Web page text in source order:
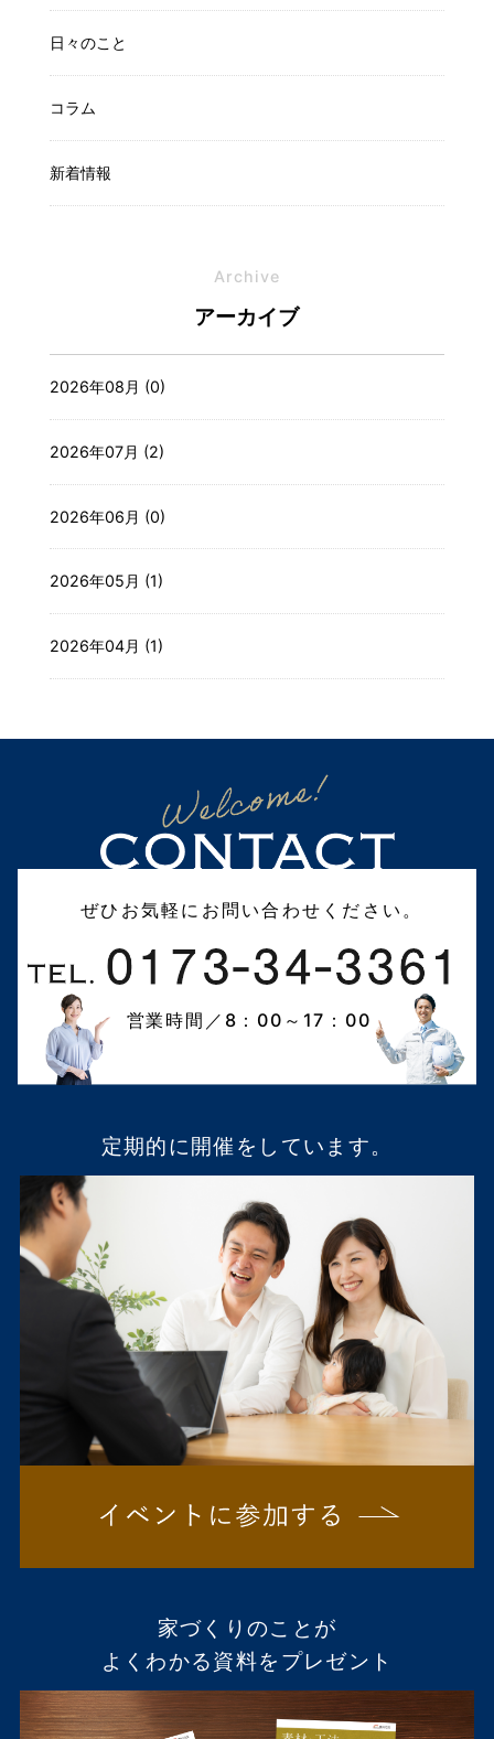
日々のこと
コラム
新着情報
Archive
アーカイブ
2026年08月 (0)
2026年07月 (2)
2026年06月 (0)
2026年05月 (1)
2026年04月 (1)
ぜひお気軽にお問い合わせください。
営業時間／8：00～17：00
定期的に開催をしています。
家づくりのことが
よくわかる資料をプレゼント